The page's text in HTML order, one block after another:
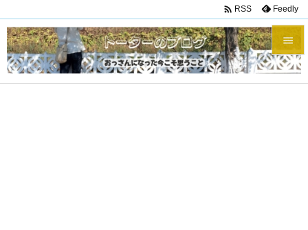


メニュ
 RSS Feedly